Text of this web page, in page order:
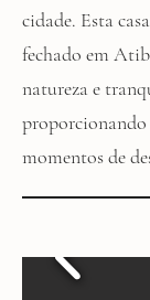
cidade. Esta
fechado em
natureza e
proporcionando
momentos de